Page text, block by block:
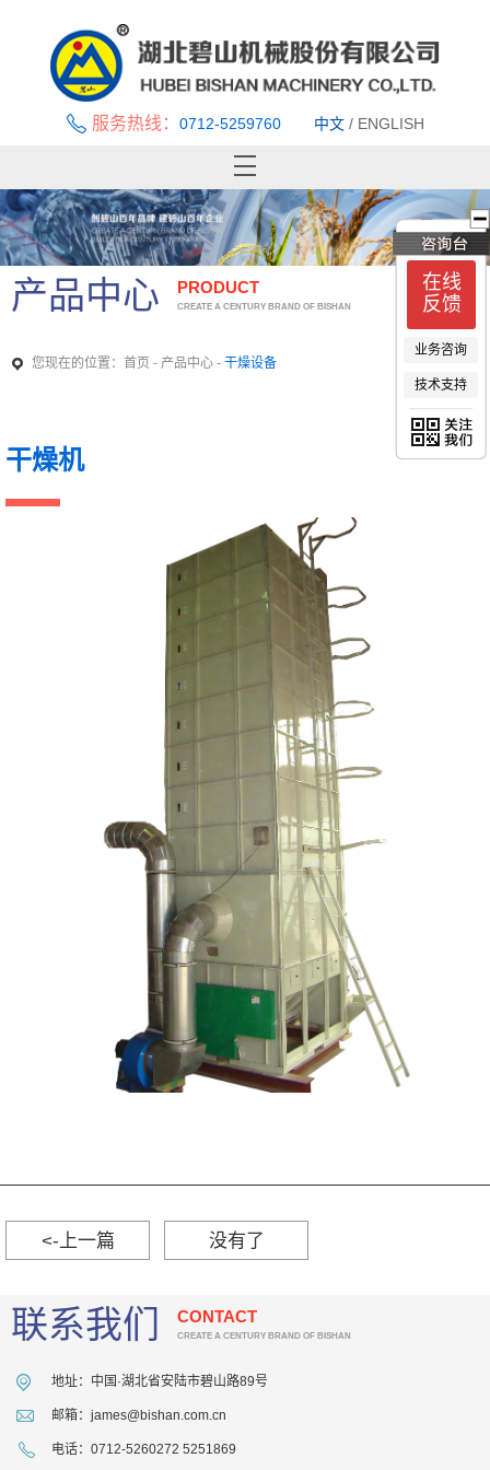
服务热线： 0712-5259760 中文/ ENGLISH
首页
关于碧山
新闻中心
产品中心
技术支持与服务
产品中心 PRODUCT
CREATE A CENTURY BRAND OF BISHAN
您现在的位置： 首页 - 产品中心 - 干燥设备
干燥机
<-上一篇 没有了
联系我们 CONTACT
CREATE A CENTURY BRAND OF BISHAN
地址：中国·湖北省安陆市碧山路89号
邮箱：james@bishan.com.cn
电话：0712-5260272 5251869
在线
反馈
业务咨询
技术支持